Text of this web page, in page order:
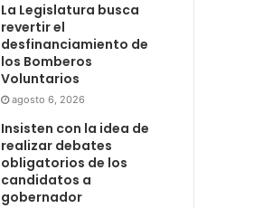
La Legislatura busca
revertir el
desfinanciamiento de
los Bomberos
Voluntarios
agosto 6, 2026
Insisten con la idea de
realizar debates
obligatorios de los
candidatos a
gobernador